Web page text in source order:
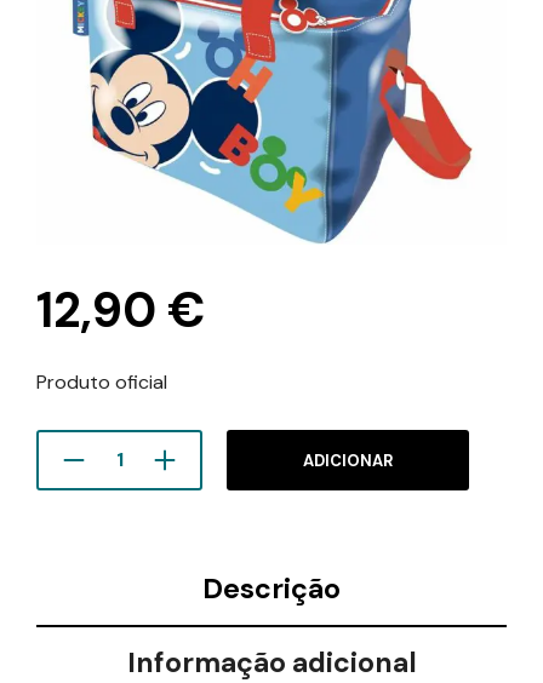
12,90 €
Produto oficial
ADICIONAR
Descrição
Informação adicional